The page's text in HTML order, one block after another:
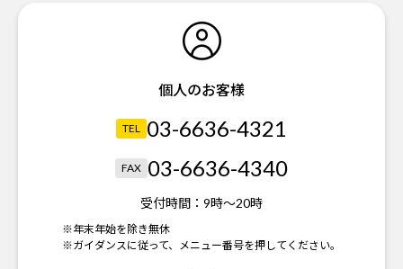
個人のお客様
TEL 03-6636-4321
FAX 03-6636-4340
受付時間： 9時～20時
※年末年始を除き無休
※ガイダンスに従って、メニュー番号を押してください。